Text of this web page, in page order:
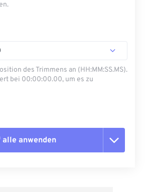
des Trimmens an (HH:MM:SS.MS).
bei 00:00:00.00, um es zu
alle anwenden